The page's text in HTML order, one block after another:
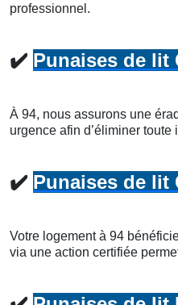
professionnel.
✔️ Punaises de lit
À 94, nous assurons une
urgence afin d’éliminer toute
✔️ Punaises de lit
Votre logement à 94
via une action certifiée